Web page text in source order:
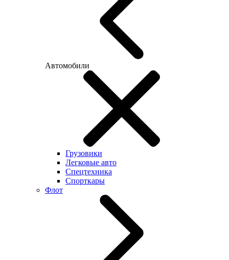
Автомобили
Грузовики
Легковые авто
Спецтехника
Спорткары
Флот